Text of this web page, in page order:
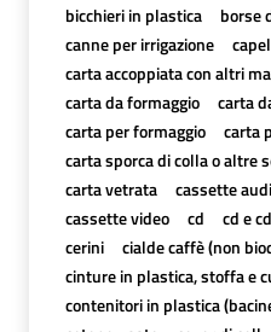
bicchieri in plastica
borse
canne per irrigazione
carta accoppiata con altri
carta da formaggio
carta
carta per formaggio
carta
carta sporca di colla o altre
carta vetrata
cassette
cassette video
cd cd e
cerini
cialde caffè (non
cinture in plastica, stoffa e
contenitori in plastica